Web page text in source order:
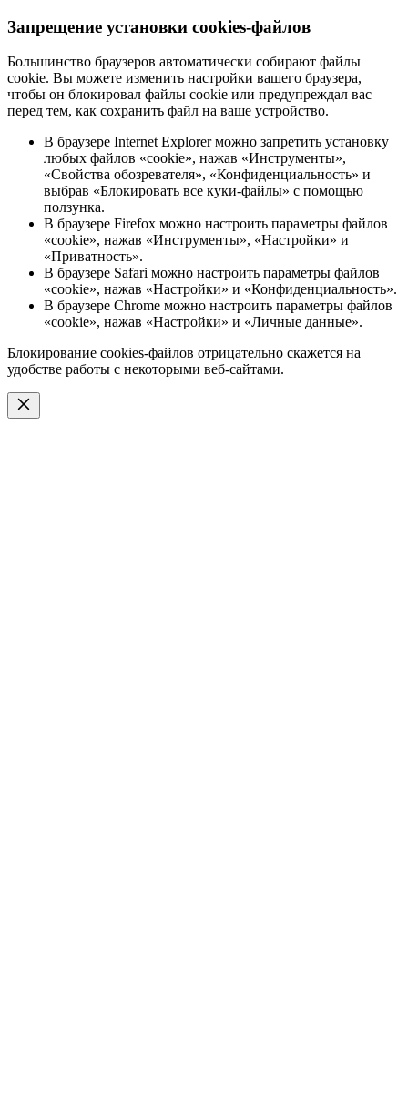
Запрещение установки cookies-файлов
Большинство браузеров автоматически собирают файлы
cookie. Вы можете изменить настройки вашего браузера,
чтобы он блокировал файлы cookie или предупреждал вас
перед тем, как сохранить файл на ваше устройство.
В браузере Internet Explorer можно запретить установку
любых файлов «cookie», нажав «Инструменты»,
«Свойства обозревателя», «Конфиденциальность» и
выбрав «Блокировать все куки-файлы» с помощью
ползунка.
В браузере Firefox можно настроить параметры файлов
«cookie», нажав «Инструменты», «Настройки» и
«Приватность».
В браузере Safari можно настроить параметры файлов
«cookie», нажав «Настройки» и «Конфиденциальность».
В браузере Chrome можно настроить параметры файлов
«cookie», нажав «Настройки» и «Личные данные».
Блокирование cookies-файлов отрицательно скажется на
удобстве работы с некоторыми веб-сайтами.